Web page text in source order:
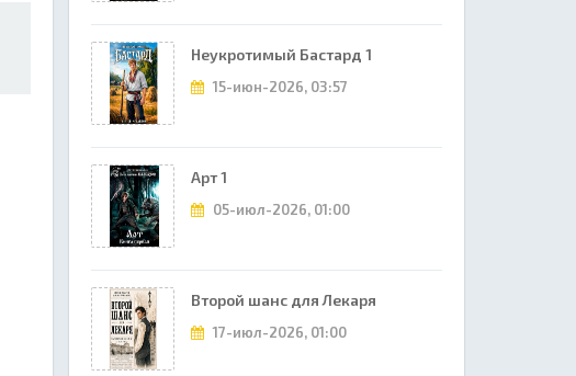
Неукротимый Бастард 1
15-июн-2026, 03:57
Арт 1
05-июл-2026, 01:00
Второй шанс для Лекаря
17-июл-2026, 01:00